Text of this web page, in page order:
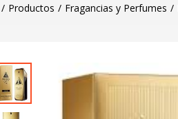
Productos Fragancias y Perfumes